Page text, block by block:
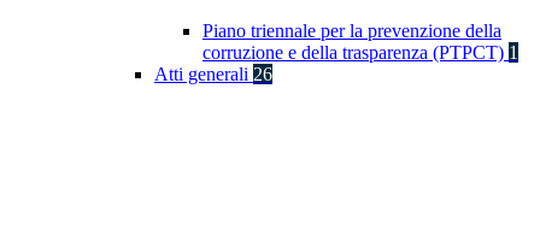
Piano triennale per la prevenzione della
corruzione e della trasparenza (PTPCT) 1
Atti generali 26